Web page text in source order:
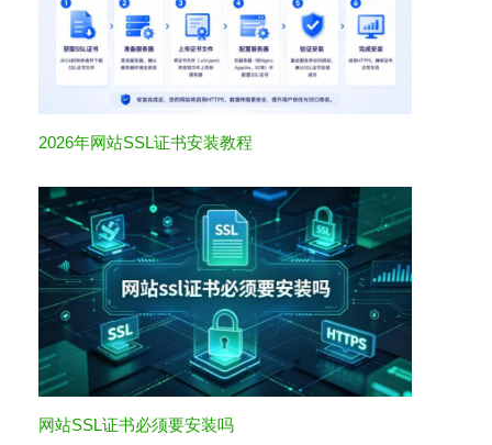
2026年网站SSL证书安装教程
网站SSL证书必须要安装吗